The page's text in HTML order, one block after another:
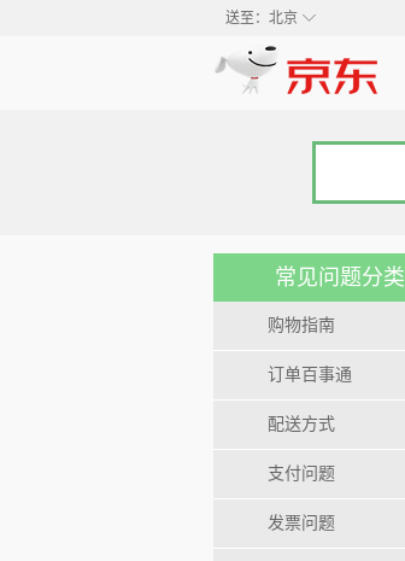
◇
送至： 北京
常见问题分类
购物指南
订单百事通
配送方式
支付问题
发票问题